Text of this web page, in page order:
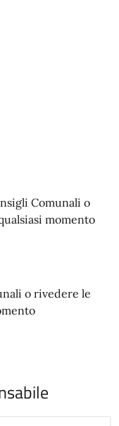
Comunali o
momento
o rivedere le